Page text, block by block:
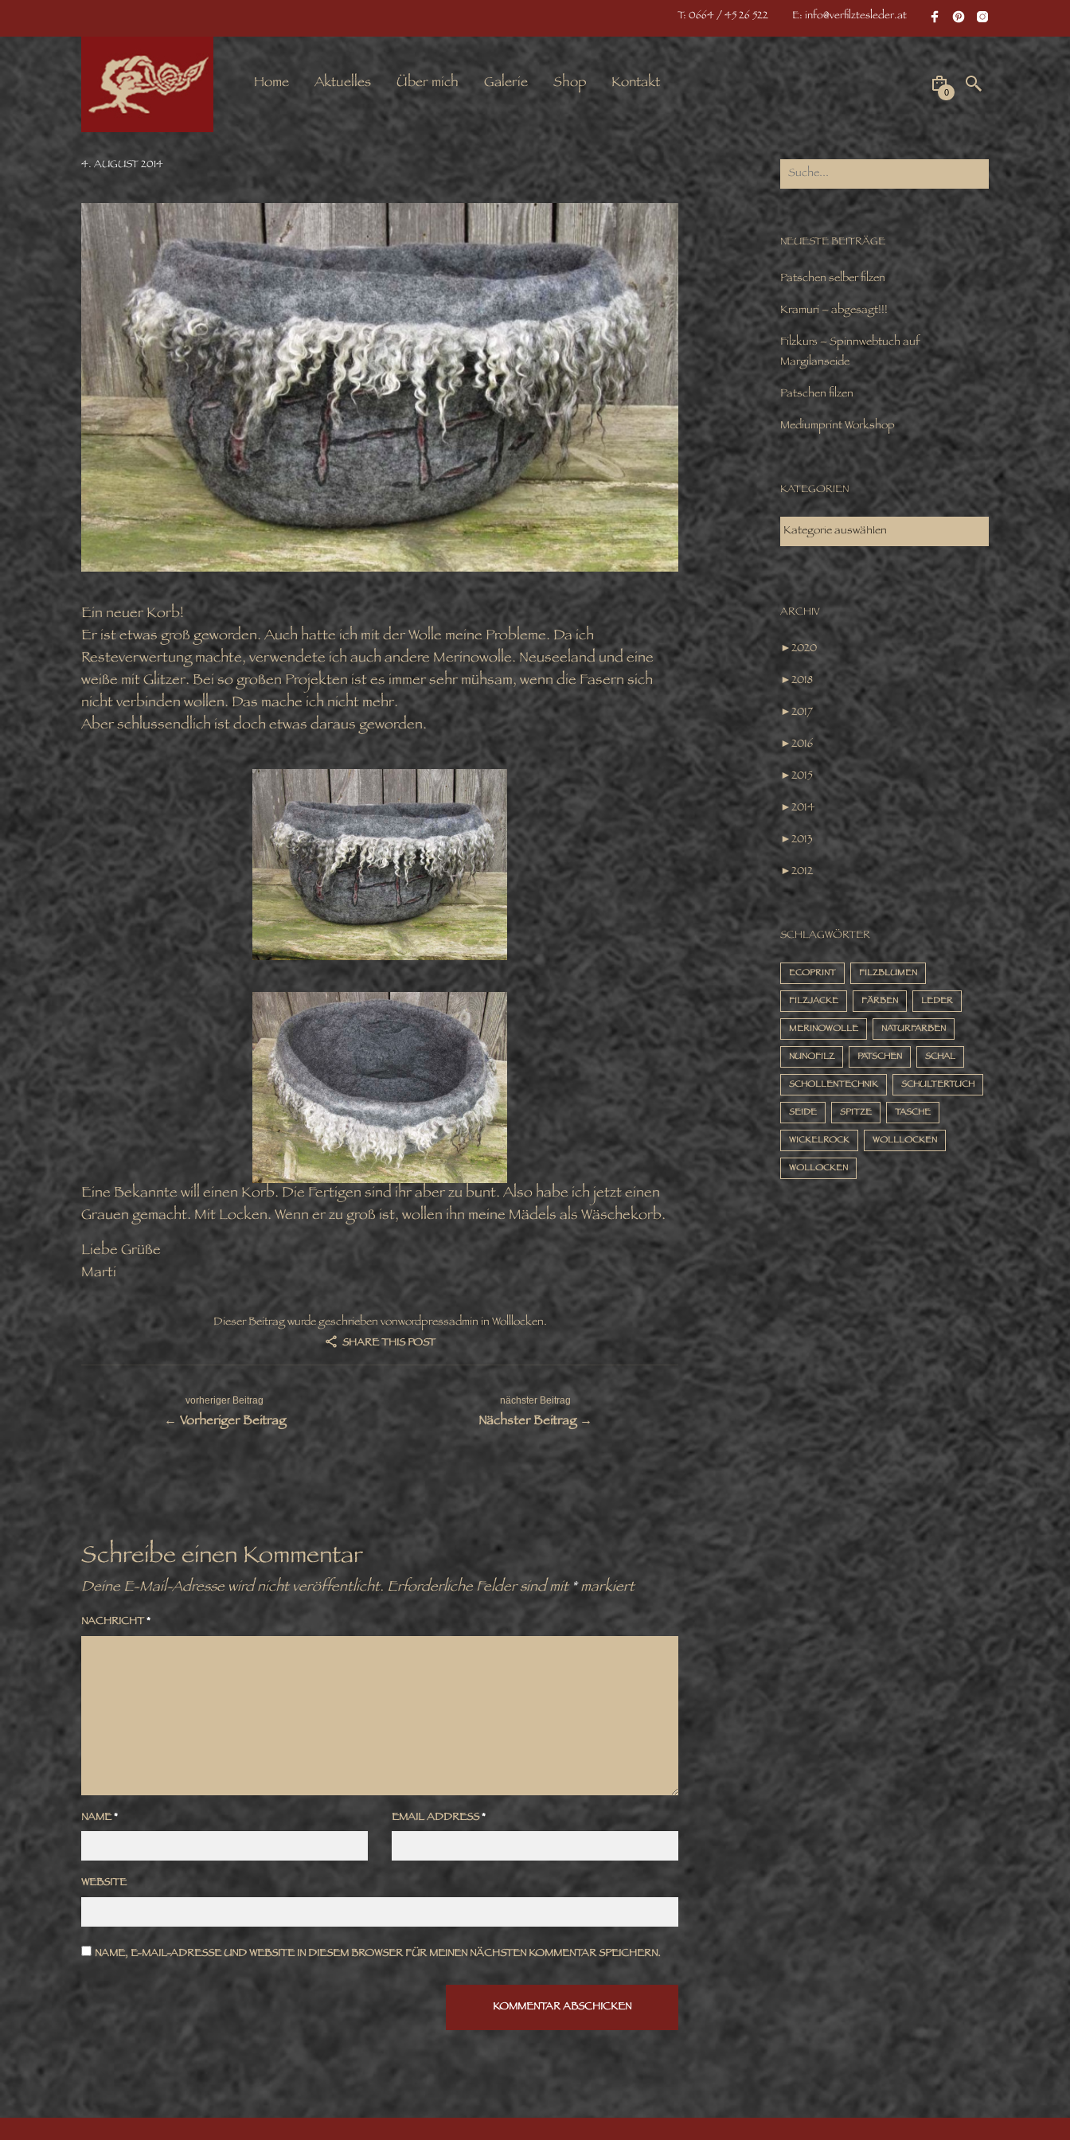
T: 0664 / 45 26 522 E: info@verfilztesleder.at
Home Aktuelles Über mich Galerie Shop Kontakt 0
4. AUGUST 2014
Ein neuer Korb!
Er ist etwas groß geworden. Auch hatte ich mit der Wolle meine Probleme. Da ich
Resteverwertung machte, verwendete ich auch andere Merinowolle. Neuseeland und eine
weiße mit Glitzer. Bei so großen Projekten ist es immer sehr mühsam, wenn die Fasern sich
nicht verbinden wollen. Das mache ich nicht mehr.
Aber schlussendlich ist doch etwas daraus geworden.
Eine Bekannte will einen Korb. Die Fertigen sind ihr aber zu bunt. Also habe ich jetzt einen
Grauen gemacht. Mit Locken. Wenn er zu groß ist, wollen ihn meine Mädels als Wäschekorb.
Liebe Grüße
Marti
SHARE THIS POST
Facebook
Pinterest
Dieser Beitrag wurde geschrieben vonwordpressadmin inWolllocken.
vorheriger Beitrag
← Vorheriger Beitrag
nächster Beitrag
Nächster Beitrag →
Schreibe einen Kommentar
Deine E-Mail-Adresse wird nicht veröffentlicht. Erforderliche Felder sind mit*markiert
NACHRICHT*
NAME* EMAIL ADDRESS*
WEBSITE
NAME, E-MAIL-ADRESSE UND WEBSITE IN DIESEM BROWSER FÜR MEINEN NÄCHSTEN KOMMENTAR SPEICHERN.
NEUESTE BEITRÄGE
Patschen selber filzen
Kramuri – abgesagt!!!
Filzkurs – Spinnwebtuch auf
Margilanseide
Patschen filzen
Mediumprint Workshop
KATEGORIEN
KATEGORIEN
ARCHIV
►2020
►2018
►2017
►2016
►2015
►2014
►2013
►2012
SCHLAGWÖRTER
ECOPRINT FILZBLUMEN
FILZJACKE FÄRBEN LEDER
MERINOWOLLE NATURFARBEN
NUNOFILZ PATSCHEN SCHAL
SCHOLLENTECHNIK SCHULTERTUCH
SEIDE SPITZE TASCHE
WICKELROCK WOLLLOCKEN
WOLLOCKEN